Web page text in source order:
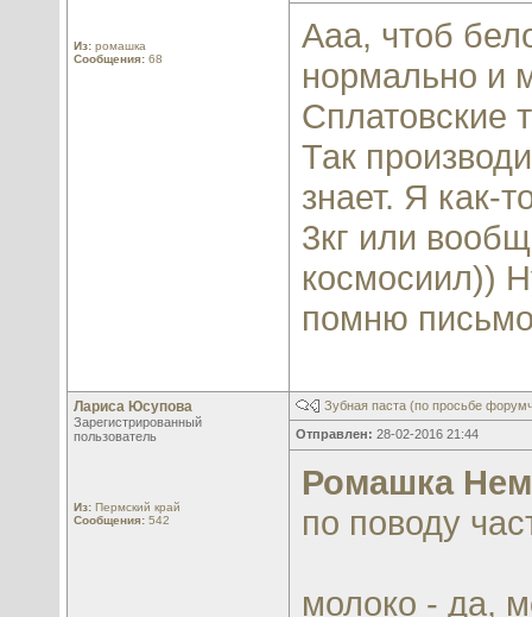
Из: ромашка
Сообщения: 68
Ааа, чтоб
нормально и
Сплатовские
Так
знает. Я как-
3кг или
космосиил))
помню
Лариса Юсупова
Зарегистрированный
пользователь
Из: Пермский край
Сообщения: 542
Зубная паста (по просьбе
Отправлен: 28-02-2016 21:44
Ромашка
по поводу
молоко - да,